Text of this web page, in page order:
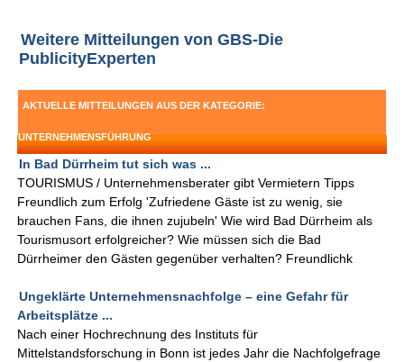
Weitere Mitteilungen von GBS-Die
PublicityExperten
AKTUELLE MITTEILUNGEN AUS DER KATEGORIE:
UNTERNEHMENSFÜHRUNG
In Bad Dürrheim tut sich was ...
TOURISMUS / Unternehmensberater gibt Vermietern Tipps
Freundlich zum Erfolg 'Zufriedene Gäste ist zu wenig, sie
brauchen Fans, die ihnen zujubeln' Wie wird Bad Dürrheim als
Tourismusort erfolgreicher? Wie müssen sich die Bad
Dürrheimer den Gästen gegenüber verhalten? Freundlichk
Ungeklärte Unternehmensnachfolge – eine Gefahr für
Arbeitsplätze ...
Nach einer Hochrechnung des Instituts für
Mittelstandsforschung in Bonn ist jedes Jahr die Nachfolgefrage